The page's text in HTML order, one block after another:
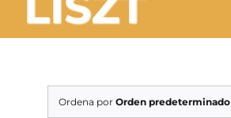
SERVICIOS TALLER
Ordena por Orden predeterminado